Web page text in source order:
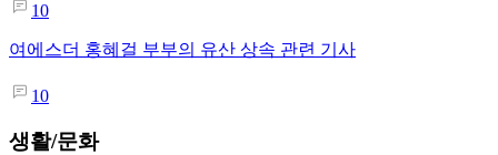
10
여에스더 홍혜걸 부부의 유산 상속 관련 기사
10
생활/문화